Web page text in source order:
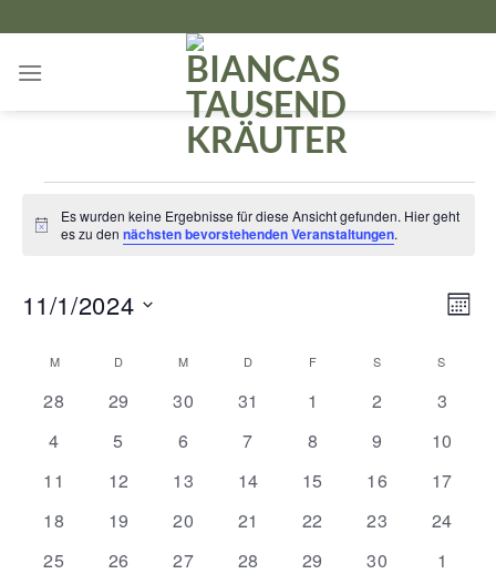
Inhalt
springen
Hinweis
Es wurden keine Ergebnisse für diese Ansicht gefunden. Hier geht
es zu dennächsten bevorstehenden Veranstaltungen.
11/1/2024
wählen.
Kalender
von
Veranstaltungen
M MONTAGD DIENSTAG
M MITTWOCH
D DONNERSTAG
F FREITAGS SAMSTAG
S
0
28
0
29
0
30
0
31
0
1
0
2
0
3
0
4
0
5
0
6
0
7
0
8
0
9
0
10
0
11
0
12
0
13
0
14
0
15
0
16
0
17
0
18
0
19
0
20
0
21
0
22
0
23
0
24
0
25
0
26
0
27
0
28
0
29
0
30
0
1